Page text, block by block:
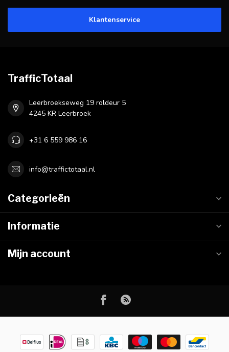
Klantenservice
TrafficTotaal
Leerbroekseweg 19 roldeur 5
4245 KR Leerbroek
+31 6 559 986 16
info@traffictotaal.nl
Categorieën
Informatie
Mijn account